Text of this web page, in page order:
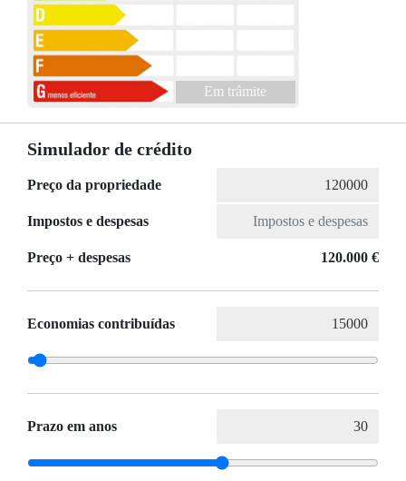
Em trâmite
Simulador de crédito
Preço da propriedade
Impostos e despesas
Preço + despesas 120.000 €
Economias contribuídas
Prazo em anos